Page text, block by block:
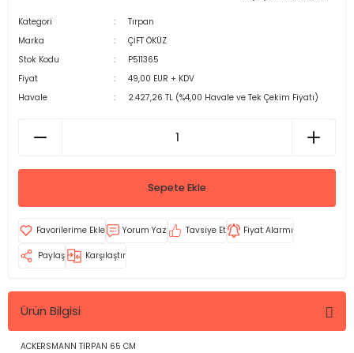
Kategori
Tırpan
Marka
ÇİFT ÖKÜZ
Stok Kodu
P511365
Fiyat
49,00 EUR + KDV
Havale
2.427,26 TL (%4,00 Havale ve Tek Çekim Fiyatı)
Sepete Ekle
Yorum Yaz Tavsiye Et Fiyat Alarmı
Paylaş Karşılaştır
Ürün Bilgisi
ACKERSMANN TIRPAN 65 CM